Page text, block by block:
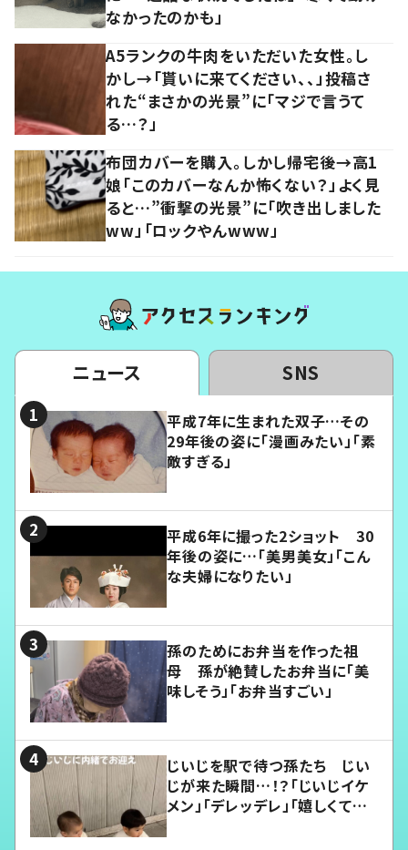
なかったのかも」
A5ランクの牛肉をいただいた女性。し
かし→「貰いに来てください、、」投稿さ
れた“まさかの光景”に「マジで言うて
る…？」
布団カバーを購入。しかし帰宅後→高1
娘「このカバーなんか怖くない？」よく見
ると…”衝撃の光景”に「吹き出しました
ww」「ロックやんwww」
ニュース SNS
平成7年に生まれた双子…その
29年後の姿に「漫画みたい」「素
敵すぎる」
平成6年に撮った2ショット 30
年後の姿に…「美男美女」「こん
な夫婦になりたい」
孫のためにお弁当を作った祖
母 孫が絶賛したお弁当に「美
味しそう」「お弁当すごい」
じいじを駅で待つ孫たち じい
じが来た瞬間…！？「じいじイケ
メン」「デレッデレ」「嬉しくて可